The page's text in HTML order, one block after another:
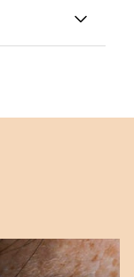
81,